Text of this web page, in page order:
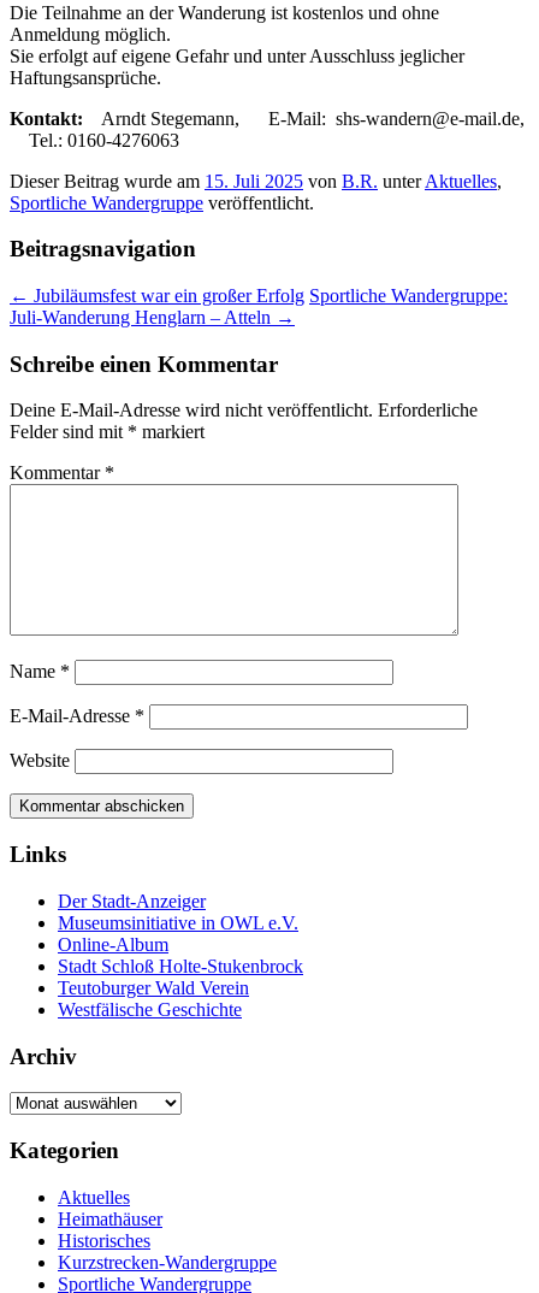
Die Teilnahme an der Wanderung ist kostenlos und ohne
Anmeldung möglich.
Sie erfolgt auf eigene Gefahr und unter Ausschluss jeglicher
Haftungsansprüche.
Kontakt: Arndt Stegemann, E-Mail: shs-wandern@e-mail.de,
Tel.: 0160-4276063
Dieser Beitrag wurde am 15. Juli 2025 von B.R. unterAktuelles,
Sportliche Wandergruppe veröffentlicht.
Beitragsnavigation
← Jubiläumsfest war ein großer Erfolg Sportliche Wandergruppe:
Juli-Wanderung Henglarn – Atteln →
Schreibe einen Kommentar
Deine E-Mail-Adresse wird nicht veröffentlicht. Erforderliche
Felder sind mit * markiert
Kommentar *
Name *
E-Mail-Adresse *
Website
Links
Der Stadt-Anzeiger
Museumsinitiative in OWL e.V.
Online-Album
Stadt Schloß Holte-Stukenbrock
Teutoburger Wald Verein
Westfälische Geschichte
Archiv
Archiv
Kategorien
Aktuelles
Heimathäuser
Historisches
Kurzstrecken-Wandergruppe
Sportliche Wandergruppe